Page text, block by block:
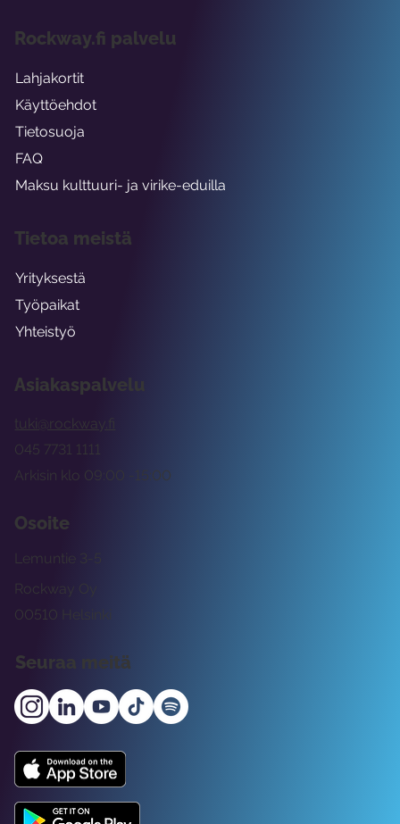
Asiakaspalvelu
tuki@rockway.fi
Arkisin klo 09:00 -15:00
045 7731 1111
Osoite
Rockway Oy
Lemuntie 3-5
00510 Helsinki
Seuraa meitä
Rockway.fi palvelu
Lahjakortit
Käyttöehdot
Tietosuoja
FAQ
Maksu kulttuuri- ja virike-eduilla
Tietoa meistä
Yrityksestä
Työpaikat
Yhteistyö